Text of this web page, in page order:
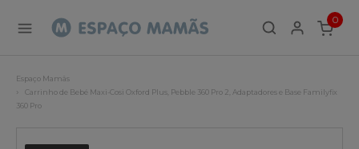
0
ITEMS
Espaço Mamãs
Carrinho de Bebé Maxi-Cosi Oxford Plus, Pebble 360 Pro 2, Adaptadores e Base Familyfix
360 Pro